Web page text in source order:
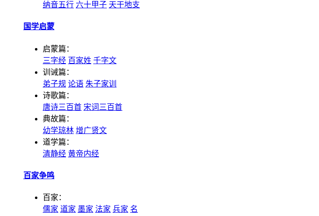
纳音五行 六十甲子 天干地支
国学启蒙
启蒙篇：
三字经 百家姓 千字文
训诫篇：
弟子规 论语 朱子家训
诗歌篇：
唐诗三百首 宋词三百首
典故篇：
幼学琼林 增广贤文
道学篇：
清静经 黄帝内经
百家争鸣
百家：
儒家 道家 墨家 法家 兵家 名